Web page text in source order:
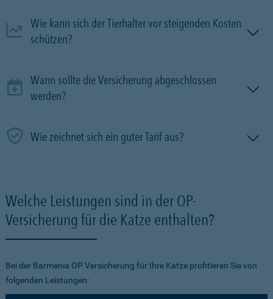
Wie kann sich der Tierhalter vor steigenden Kosten
schützen?
Wann sollte die Versicherung abgeschlossen
werden?
Wie zeichnet sich ein guter Tarif aus?
Welche Leistungen sind in der OP-
Versicherung für die Katze enthalten?
Bei der Barmenia OP Versicherung für Ihre Katze profitieren Sie von
folgenden Leistungen: